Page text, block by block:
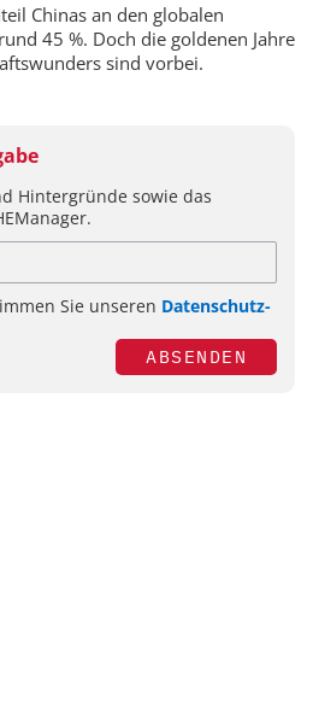
Chinas an den globalen
45 %. Doch die goldenen Jahre
sind vorbei.
Hintergründe sowie das
Sie unseren Datenschutz-
ABSENDEN